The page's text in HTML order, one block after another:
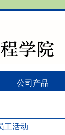
公司产品
工活动